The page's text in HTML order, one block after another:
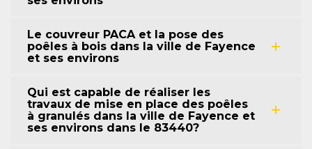
Le couvreur PACA et la pose des
poêles à bois dans la ville de Fayence
et ses environs
Qui est capable de réaliser les
travaux de mise en place des poêles
à granulés dans la ville de Fayence et
ses environs dans le 83440?